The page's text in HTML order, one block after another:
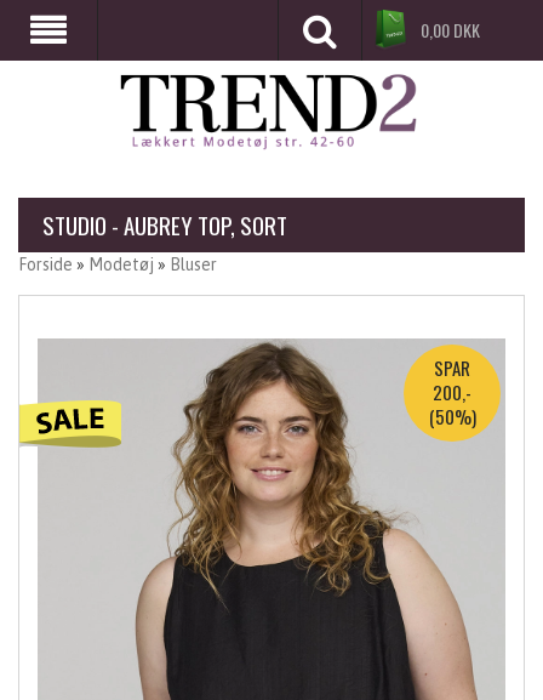
0,00DKK
STUDIO - AUBREY TOP, SORT
Forside » Modetøj » Bluser
SPAR
200,-
(50%)